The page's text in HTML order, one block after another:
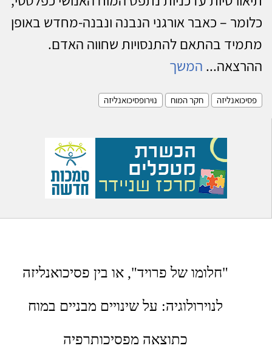
כלומר – כאבר אורגני הנבנה ונבנה-מחדש באופן
מתמיד בהתאם להתנסויות שחווה האדם.
ההרצאה... המשך
פסיכואנליזה חקר המוח נוירופסיכואנליזה
"חלומו של פרויד", או בין פסיכואנליזה
לנוירולוגיה: על שינויים מבניים במוח
כתוצאה מפסיכותרפיה